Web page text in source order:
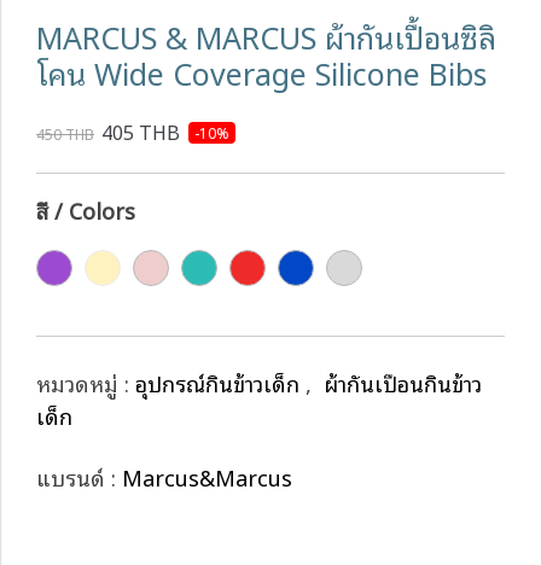
MARCUS & MARCUS ผ้ากันเปื้อนซิลิ
โคน Wide Coverage Silicone Bibs
450 THB 405 THB -10%
สี / Colors
หมวดหมู่ : อุปกรณ์กินข้าวเด็ก , ผ้ากันเปื้อนกินข้าว
เด็ก
แบรนด์ : Marcus&Marcus